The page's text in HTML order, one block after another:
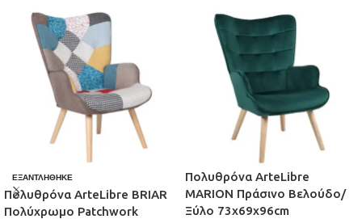
ΕΞΑΝΤΛΉΘΗΚΕ
Πολυθρόνα ArteLibre BRIAR
Πολύχρωμο Patchwork
Πολυθρόνα ArteLibre
MARION Πράσινο Βελούδο/
Ξύλο 73x69x96cm